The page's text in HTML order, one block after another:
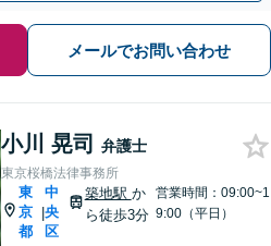
メールでお問い合わせ
小川 晃司 弁護士
東京桜橋法律事務所
東
京
都
|
中
央
区
築地駅 か
ら徒歩3分
営業時間：09:00~1
9:00（平日）